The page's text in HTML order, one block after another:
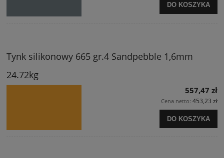
DO KOSZYKA
Tynk silikonowy 665 gr.4 Sandpebble 1,6mm
24.72kg
557,47 zł
Cena netto: 453,23 zł
DO KOSZYKA